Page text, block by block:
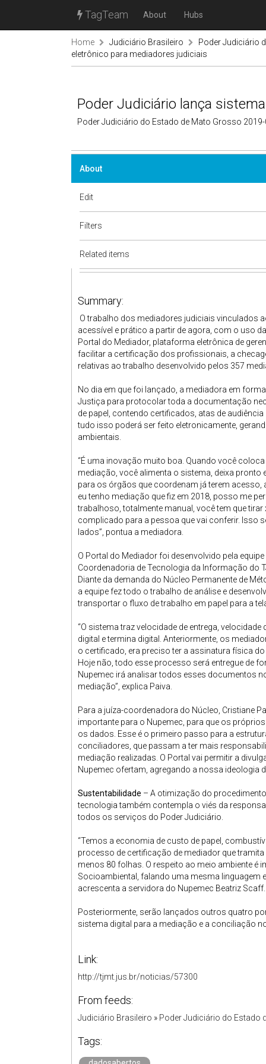
TagTeam About Hubs
Home Judiciário Brasileiro
Poder Judiciário
eletrônico para mediadores judiciais
Poder Judiciário lança
Poder Judiciário do Estado de Mato Grosso
About
Edit
Filters
Related items
Summary:
O trabalho dos mediadores judiciais vinculados
acessível e prático a partir de agora, com o uso
Portal do Mediador, plataforma eletrônica de
facilitar a certificação dos profissionais, a
relativas ao trabalho desenvolvido pelos 357
No dia em que foi lançado, a mediadora em
Justiça para protocolar toda a documentação
de papel, contendo certificados, atas de
tudo isso poderá ser feito eletronicamente,
ambientais.
“É uma inovação muito boa. Quando você
mediação, você alimenta o sistema, deixa
para os órgãos que coordenam já terem
eu tenho mediação que fiz em 2018, posso me
trabalhoso, totalmente manual, você tem que tirar
complicado para a pessoa que vai conferir. Isso
lados”, pontua a mediadora.
O Portal do Mediador foi desenvolvido pela
Coordenadoria de Tecnologia da Informação do
Diante da demanda do Núcleo Permanente de
a equipe fez todo o trabalho de análise e
transportar o fluxo de trabalho em papel para a
“O sistema traz velocidade de entrega,
digital e termina digital. Anteriormente, os
o certificado, era preciso ter a assinatura física
Hoje não, todo esse processo será entregue de
Nupemec irá analisar todos esses documentos
mediação”, explica Paiva.
Para a juíza-coordenadora do Núcleo, Cristiane
importante para o Nupemec, para que os
os dados. Esse é o primeiro passo para a
conciliadores, que passam a ter mais
mediação realizadas. O Portal vai permitir a
Nupemec ofertam, agregando a nossa ideologia
Sustentabilidade – A otimização do
tecnologia também contempla o viés da
todos os serviços do Poder Judiciário.
“Temos a economia de custo de papel,
processo de certificação de mediador que
menos 80 folhas. O respeito ao meio ambiente
Socioambiental, falando uma mesma
acrescenta a servidora do Nupemec Beatriz Scaff.
Posteriormente, serão lançados outros quatro
sistema digital para a mediação e a conciliação
Link:
http://tjmt.jus.br/noticias/57300
From feeds:
Judiciário Brasileiro » Poder Judiciário do Estado
Tags: